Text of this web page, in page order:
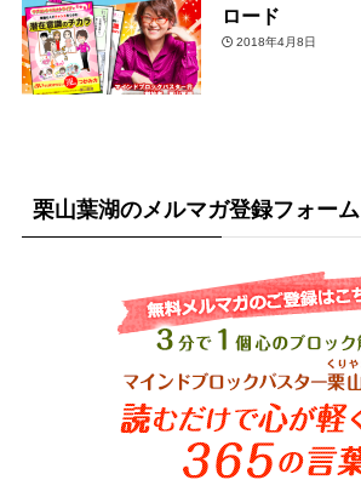
ロード
2018年4月8日
栗山葉湖のメルマガ登録フォーム